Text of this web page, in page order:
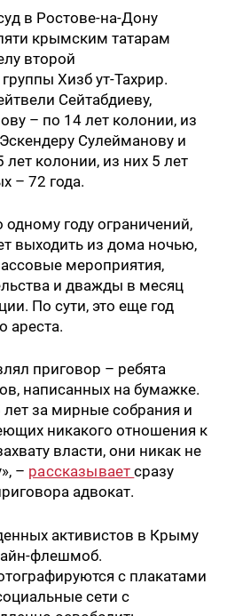
в Ростове-на-Дону
крымским татарам
второй
Хизб ут-Тахрир.
Сейтабдиеву,
– по 14 лет колонии, из
Сулейманову и
колонии, из них 5 лет
– 72 года.
году ограничений,
выходить из дома ночью,
мероприятия,
и дважды в месяц
По сути, это еще год
ареста.
приговор – ребята
написанных на бумажке.
за мирные собрания и
никакого отношения к
власти, они никак не
– рассказываетсразу
адвокат.
активистов в Крыму
флешмоб.
с плакатами
сети с